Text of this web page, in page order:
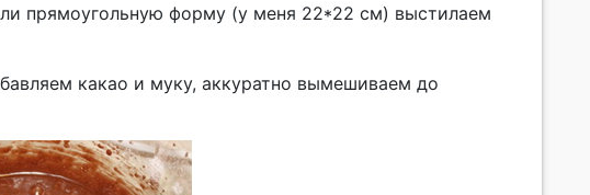
прямоугольную форму (у меня 22*22 см) выстилаем
какао и муку, аккуратно вымешиваем до